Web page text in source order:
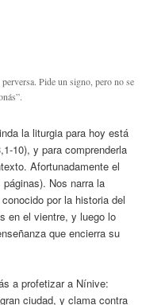
Pide un signo, pero no se
la liturgia para hoy está
10), y para comprenderla
Afortunadamente el
Nos narra la
por la historia del
en el vientre, y luego lo
que encierra su
a profetizar a Nínive:
ciudad, y clama contra